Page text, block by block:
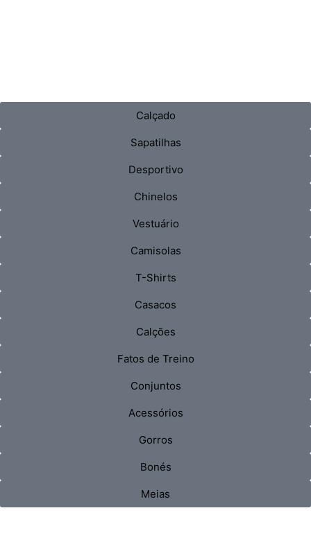
Calçado
Sapatilhas
Desportivo
Chinelos
Vestuário
Camisolas
T-Shirts
Casacos
Calções
Fatos de Treino
Conjuntos
Acessórios
Gorros
Bonés
Meias